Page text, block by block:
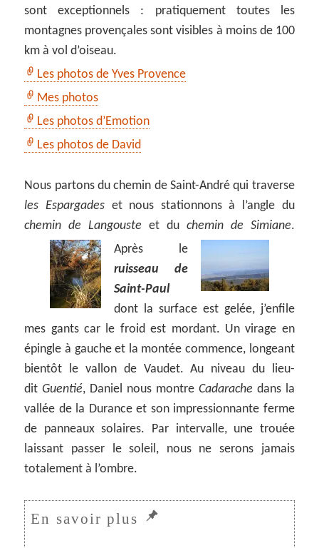
sont exceptionnels : pratiquement toutes les
montagnes provençales sont visibles à moins de 100
km à vol d’oiseau.
Les photos de Yves Provence
Mes photos
Les photos d’Emotion
Les photos de David
Nous partons du chemin de Saint-André qui traverse
les Espargades et nous stationnons à l’angle du
chemin de Langouste et du chemin de Simiane.
Après le
ruisseau de
Saint-Paul
dont la surface est gelée, j’enfile
mes gants car le froid est mordant. Un virage en
épingle à gauche et la montée commence, longeant
bientôt le vallon de Vaudet. Au niveau du lieu-
ditGuentié, Daniel nous montre Cadarache dans la
vallée de la Durance et son impressionnante ferme
de panneaux solaires. Par intervalle, une trouée
laissant passer le soleil, nous ne serons jamais
totalement à l’ombre.